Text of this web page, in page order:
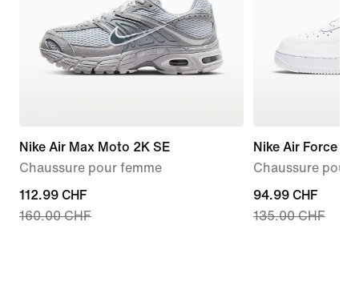
Nike Air Max Moto 2K SE
Chaussure pour femme
current
price
112.99 CHF
160.00 CHF
Nike Air Force 1
Chaussure pour
current
price
94.99 CHF
135.00 CHF